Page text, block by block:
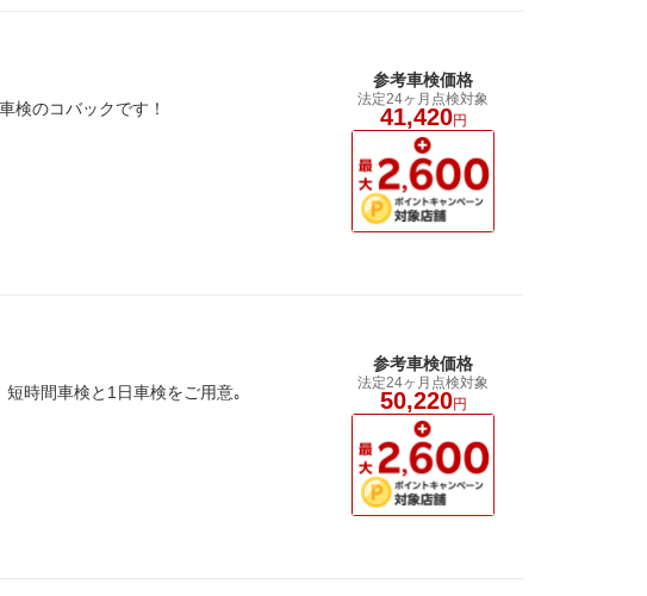
検のコバックです！
参考車検価格
法定24ヶ月点検対象
41,420円
時間車検と1日車検をご用意｡
参考車検価格
法定24ヶ月点検対象
50,220円